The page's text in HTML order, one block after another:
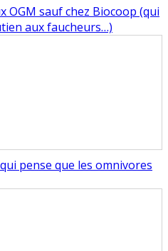
OGM sauf chez Biocoop (qui
aux faucheurs…)
pense que les omnivores